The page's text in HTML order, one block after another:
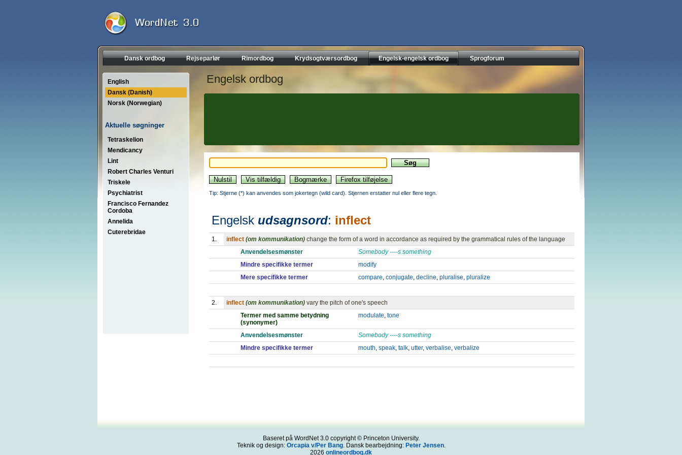
Dansk ordbog Rejseparlør Rimordbog Krydsogtværsordbog Engelsk-engelsk ordbog Sprogforum
English
Dansk (Danish)
Norsk (Norwegian)
Aktuelle søgninger
Tetraskelion
Mendicancy
Lint
Robert Charles Venturi
Triskele
Psychiatrist
Francisco Fernandez
Cordoba
Annelida
Cuterebridae
Engelsk ordbog
Tip: Stjerne (*) kan anvendes som jokertegn (wild card). Stjernen erstatter nul eller flere tegn.
Engelsk udsagnsord: inflect
1. inflect (om kommunikation) change the form of a word in accordance as required by the grammatical rules of the language
Anvendelsesmønster
Somebody ----s something
Mindre specifikke termer
modify
Mere specifikke termer
compare, conjugate, decline, pluralise, pluralize
2. inflect (om kommunikation) vary the pitch of one's speech
Termer med samme betydning
(synonymer)
modulate, tone
Anvendelsesmønster
Somebody ----s something
Mindre specifikke termer
mouth, speak, talk, utter, verbalise, verbalize
Baseret på WordNet 3.0 copyright © Princeton University.
Teknik og design: Orcapia v/Per Bang. Dansk bearbejdning: Peter Jensen.
2026 onlineordbog.dk